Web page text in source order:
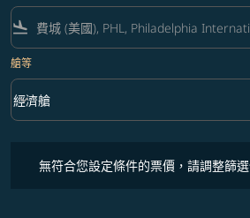
flight_land
艙等
艙等 option 經濟艙 Selected
經濟艙
keyboard_arrow_down
無符合您設定條件的票價，請調整篩選